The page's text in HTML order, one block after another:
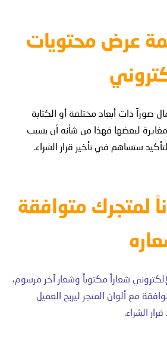
عرض محتويات
صوراً ذات أبعاد مختلفة أو الكتابة
لبعضها فهذا من شأنه أن يسبب
ستساهم في تأخير قرار الشراء.
لمتجرك متوافقة
شعاراً مكتوباً وشعار آخر مرسوم،
مع ألوان المتجر ليريح العميل
الشراء.